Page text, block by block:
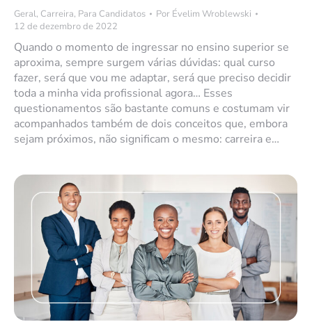
Geral, Carreira, Para Candidatos Por Évelim Wroblewski
12 de dezembro de 2022
Quando o momento de ingressar no ensino superior se
aproxima, sempre surgem várias dúvidas: qual curso
fazer, será que vou me adaptar, será que preciso decidir
toda a minha vida profissional agora… Esses
questionamentos são bastante comuns e costumam vir
acompanhados também de dois conceitos que, embora
sejam próximos, não significam o mesmo: carreira e…